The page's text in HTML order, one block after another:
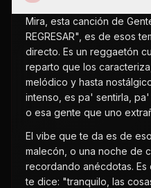
Mira, esta canción de
REGRESAR", es de esos
directo. Es un reggaetón
reparto que los
melódico y hasta
intenso, es pa' sentirla,
o esa gente que uno
El vibe que te da es de
malecón, o una noche de
recordando anécdotas. Es
te dice: "tranquilo, las